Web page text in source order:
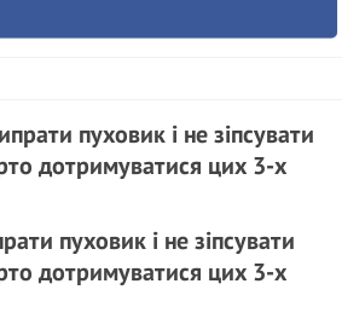
пуховик і не зіпсувати
дотримуватися цих 3-х